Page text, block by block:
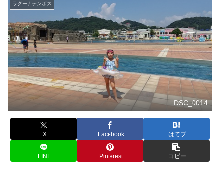
ラグーナテンボス
DSC_0014
X Facebook はてブ
LINE Pinterest コピー